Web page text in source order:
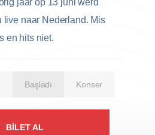
jaar op 13 juni werd
live naar Nederland. Mis
en hits niet.
Başladı Konser
BILET AL